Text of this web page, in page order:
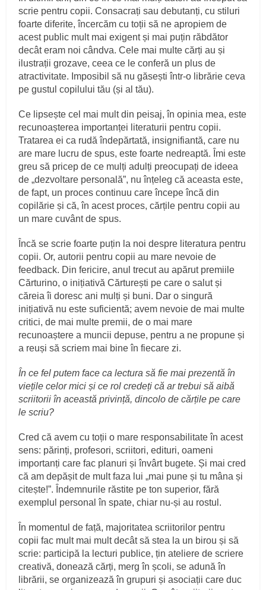
scrie pentru copii. Consacrați sau debutanți, cu stiluri
foarte diferite, încercăm cu toții să ne apropiem de
acest public mult mai exigent și mai puțin răbdător
decât eram noi cândva. Cele mai multe cărți au și
ilustrații grozave, ceea ce le conferă un plus de
atractivitate. Imposibil să nu găsești într-o librărie ceva
pe gustul copilului tău (și al tău).
Ce lipsește cel mai mult din peisaj, în opinia mea, este
recunoașterea importanței literaturii pentru copii.
Tratarea ei ca rudă îndepărtată, insignifiantă, care nu
are mare lucru de spus, este foarte nedreaptă. Îmi este
greu să pricep de ce mulți adulți preocupați de ideea
de „dezvoltare personală”, nu înțeleg că aceasta este,
de fapt, un proces continuu care începe încă din
copilărie și că, în acest proces, cărțile pentru copii au
un mare cuvânt de spus.
Încă se scrie foarte puțin la noi despre literatura pentru
copii. Or, autorii pentru copii au mare nevoie de
feedback. Din fericire, anul trecut au apărut premiile
Cărturino, o inițiativă Cărturești pe care o salut și
căreia îi doresc ani mulți și buni. Dar o singură
inițiativă nu este suficientă; avem nevoie de mai multe
critici, de mai multe premii, de o mai mare
recunoaștere a muncii depuse, pentru a ne propune și
a reuși să scriem mai bine în fiecare zi.
În ce fel putem face ca lectura să fie mai prezentă în
viețile celor mici și ce rol credeți că ar trebui să aibă
scriitorii în această privință, dincolo de cărțile pe care
le scriu?
Cred că avem cu toții o mare responsabilitate în acest
sens: părinți, profesori, scriitori, edituri, oameni
importanți care fac planuri și învârt bugete. Și mai cred
că am depășit de mult faza lui „mai pune și tu mâna și
citește!”. Îndemnurile răstite pe ton superior, fără
exemplul personal în spate, chiar nu-și au rostul.
În momentul de față, majoritatea scriitorilor pentru
copii fac mult mai mult decât să stea la un birou și să
scrie: participă la lecturi publice, țin ateliere de scriere
creativă, donează cărți, merg în școli, se adună în
librării, se organizează în grupuri și asociații care duc